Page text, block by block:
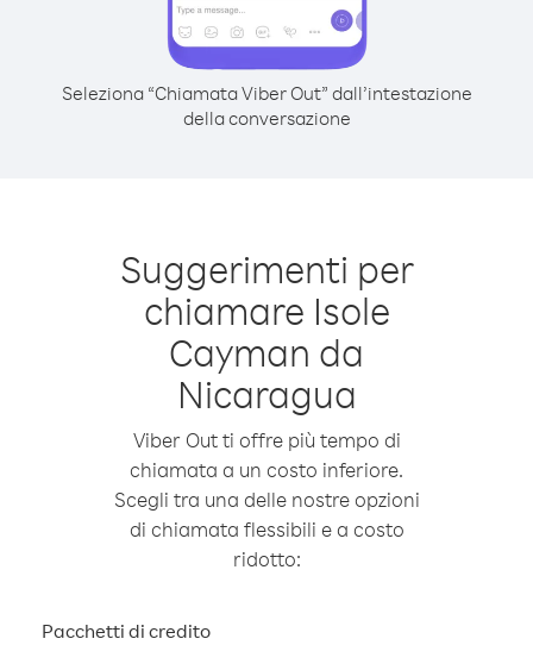
Seleziona “Chiamata Viber Out” dall’intestazione
della conversazione
Suggerimenti per
chiamare Isole
Cayman da
Nicaragua
Viber Out ti offre più tempo di
chiamata a un costo inferiore.
Scegli tra una delle nostre opzioni
di chiamata flessibili e a costo
ridotto:
Pacchetti di credito